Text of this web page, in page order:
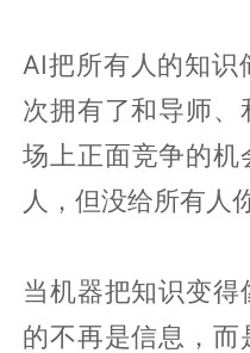
AI把所有人的知识
次拥有了和导师
场上正面竞争的
人，但没给所有人
当机器把知识变
的不再是信息，